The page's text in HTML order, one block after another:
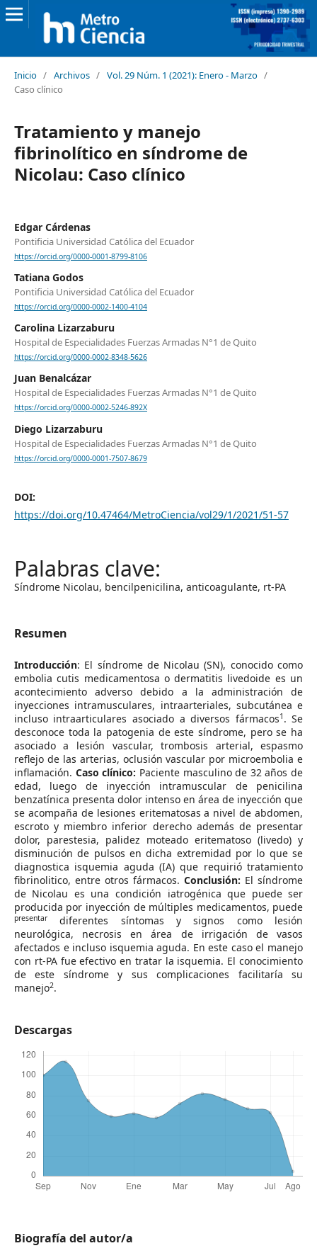
Inicio / Archivos / Vol. 29 Núm. 1 (2021): Enero - Marzo /
Caso clínico
Tratamiento y manejo
fibrinolítico en síndrome de
Nicolau: Caso clínico
Edgar Cárdenas
Pontificia Universidad Católica del Ecuador
https://orcid.org/0000-0001-8799-8106
Tatiana Godos
Pontificia Universidad Católica del Ecuador
https://orcid.org/0000-0002-1400-4104
Carolina Lizarzaburu
Hospital de Especialidades Fuerzas Armadas N°1 de Quito
https://orcid.org/0000-0002-8348-5626
Juan Benalcázar
Hospital de Especialidades Fuerzas Armadas N°1 de Quito
https://orcid.org/0000-0002-5246-892X
Diego Lizarzaburu
Hospital de Especialidades Fuerzas Armadas N°1 de Quito
https://orcid.org/0000-0001-7507-8679
DOI:
https://doi.org/10.47464/MetroCiencia/vol29/1/2021/51-57
Síndrome Nicolau, bencilpenicilina, anticoagulante, rt-PA
Resumen
Introducción: El síndrome de Nicolau (SN), conocido como
embolia cutis medicamentosa o dermatitis livedoide es un
acontecimiento adverso debido a la administración de
inyecciones intramusculares, intraarteriales, subcutánea e
incluso intraarticulares asociado a diversos fármacos1 . Se
desconoce toda la patogenia de este síndrome, pero se ha
asociado a lesión vascular, trombosis arterial, espasmo
reflejo de las arterias, oclusión vascular por microembolia e
inflamación. Caso clínico: Paciente masculino de 32 años de
edad, luego de inyección intramuscular de penicilina
benzatínica presenta dolor intenso en área de inyección que
se acompaña de lesiones eritematosas a nivel de abdomen,
escroto y miembro inferior derecho además de presentar
dolor, parestesia, palidez moteado eritematoso (livedo) y
disminución de pulsos en dicha extremidad por lo que se
diagnostica isquemia aguda (IA) que requirió tratamiento
fibrinolitico, entre otros fármacos.Conclusión: El síndrome
de Nicolau es una condición iatrogénica que puede ser
producida por inyección de múltiples medicamentos, puede
presentardiferentes síntomas y signos como lesión
neurológica, necrosis en área de irrigación de vasos
afectados e incluso isquemia aguda. En este caso el manejo
con rt-PA fue efectivo en tratar la isquemia. El conocimiento
de este síndrome y sus complicaciones facilitaría su
manejo2.
Descargas
Biografía del autor/a